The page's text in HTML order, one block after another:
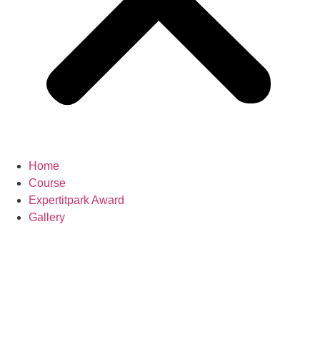
Home
Course
Expertitpark Award
Gallery